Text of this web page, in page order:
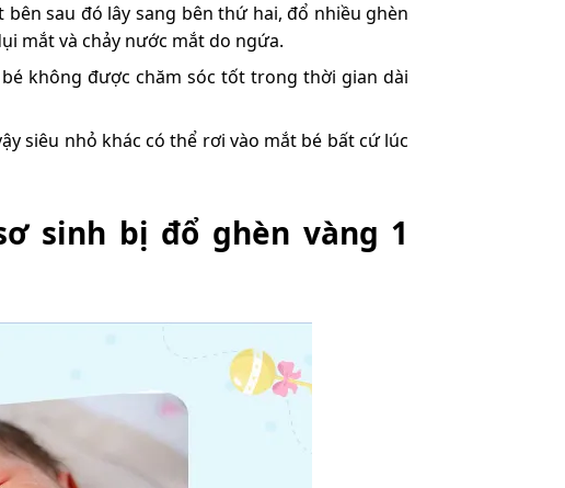
bên sau đó lây sang bên thứ hai, đổ nhiều ghèn
mắt và chảy nước mắt do ngứa.
không được chăm sóc tốt trong thời gian dài
siêu nhỏ khác có thể rơi vào mắt bé bất cứ lúc
sinh bị đổ ghèn vàng 1